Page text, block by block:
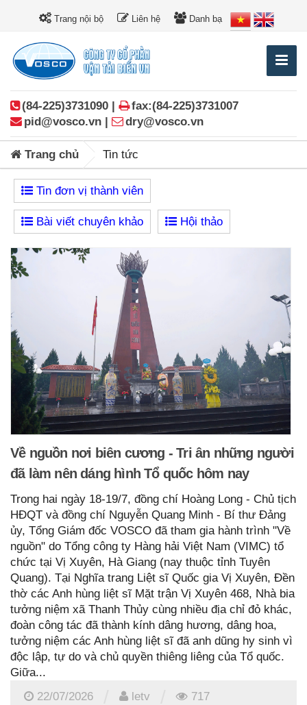
Trang nội bộ Liên hệ Danh bạ
(84-225)3731090 |
fax:(84-225)3731007
pid@vosco.vn |
dry@vosco.vn
Trang chủ Tin tức
Tin đơn vị thành viên
Bài viết chuyên khảo Hội thảo
Về nguồn nơi biên cương - Tri ân những người
đã làm nên dáng hình Tổ quốc hôm nay
Trong hai ngày 18-19/7, đồng chí Hoàng Long - Chủ tịch
HĐQT và đồng chí Nguyễn Quang Minh - Bí thư Đảng
ủy, Tổng Giám đốc VOSCO đã tham gia hành trình "Về
nguồn" do Tổng công ty Hàng hải Việt Nam (VIMC) tổ
chức tại Vị Xuyên, Hà Giang (nay thuộc tỉnh Tuyên
Quang). Tại Nghĩa trang Liệt sĩ Quốc gia Vị Xuyên, Đền
thờ các Anh hùng liệt sĩ Mặt trận Vị Xuyên 468, Nhà bia
tưởng niệm xã Thanh Thủy cùng nhiều địa chỉ đỏ khác,
đoàn công tác đã thành kính dâng hương, dâng hoa,
tưởng niệm các Anh hùng liệt sĩ đã anh dũng hy sinh vì
độc lập, tự do và chủ quyền thiêng liêng của Tổ quốc.
Giữa...
22/07/2026
letv 717